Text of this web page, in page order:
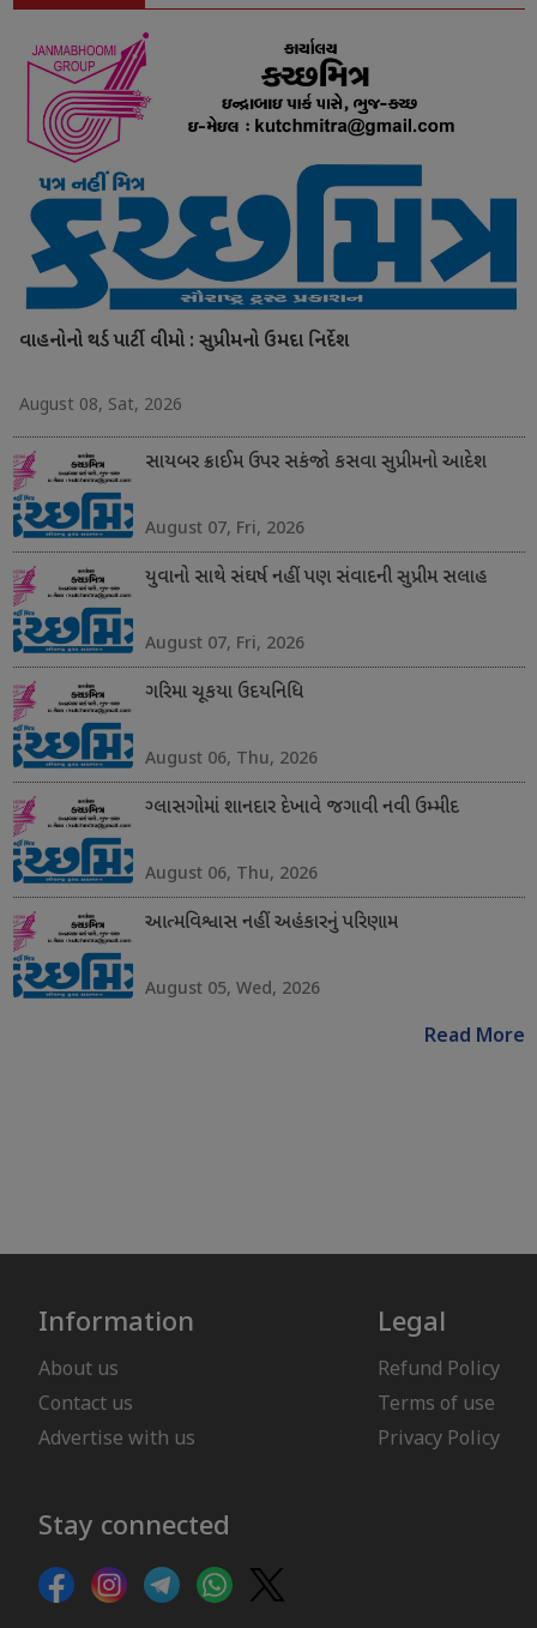
વાહનોનો થર્ડ પાર્ટી વીમો : સુપ્રીમનો ઉમદા નિર્દેશ
August 08, Sat, 2026
સાયબર ક્રાઈમ ઉપર સકંજો કસવા સુપ્રીમનો આદેશ
August 07, Fri, 2026
યુવાનો સાથે સંઘર્ષ નહીં પણ સંવાદની સુપ્રીમ સલાહ
August 07, Fri, 2026
ગરિમા ચૂકયા ઉદયનિધિ
August 06, Thu, 2026
ગ્લાસગોમાં શાનદાર દેખાવે જગાવી નવી ઉમ્મીદ
August 06, Thu, 2026
આત્મવિશ્વાસ નહીં અહંકારનું પરિણામ
August 05, Wed, 2026
Read More
Information
About us
Contact us
Advertise with us
Legal
Refund Policy
Terms of use
Privacy Policy
Stay connected